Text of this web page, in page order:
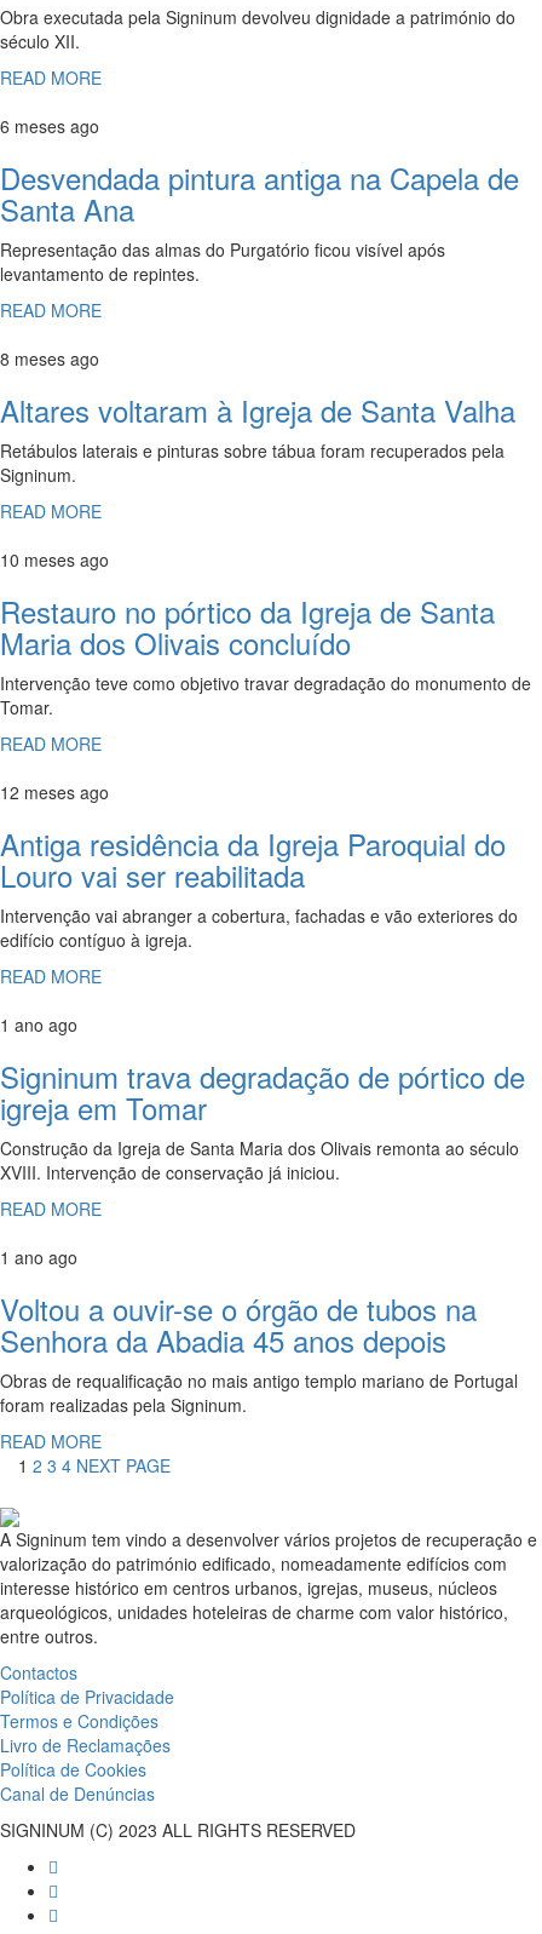
Obra executada pela Signinum devolveu dignidade a património do
século XII.
READ MORE
6 meses ago
Desvendada pintura antiga na Capela de
Santa Ana
Representação das almas do Purgatório ficou visível após
levantamento de repintes.
READ MORE
8 meses ago
Altares voltaram à Igreja de Santa Valha
Retábulos laterais e pinturas sobre tábua foram recuperados pela
Signinum.
READ MORE
10 meses ago
Restauro no pórtico da Igreja de Santa
Maria dos Olivais concluído
Intervenção teve como objetivo travar degradação do monumento de
Tomar.
READ MORE
12 meses ago
Antiga residência da Igreja Paroquial do
Louro vai ser reabilitada
Intervenção vai abranger a cobertura, fachadas e vão exteriores do
edifício contíguo à igreja.
READ MORE
1 ano ago
Signinum trava degradação de pórtico de
igreja em Tomar
Construção da Igreja de Santa Maria dos Olivais remonta ao século
XVIII. Intervenção de conservação já iniciou.
READ MORE
1 ano ago
Voltou a ouvir-se o órgão de tubos na
Senhora da Abadia 45 anos depois
Obras de requalificação no mais antigo templo mariano de Portugal
foram realizadas pela Signinum.
READ MORE
1 2 3 4 NEXT PAGE
A Signinum tem vindo a desenvolver vários projetos de recuperação e
valorização do património edificado, nomeadamente edifícios com
interesse histórico em centros urbanos, igrejas, museus, núcleos
arqueológicos, unidades hoteleiras de charme com valor histórico,
entre outros.
Contactos
Política de Privacidade
Termos e Condições
Livro de Reclamações
Política de Cookies
Canal de Denúncias
SIGNINUM (C) 2023 ALL RIGHTS RESERVED